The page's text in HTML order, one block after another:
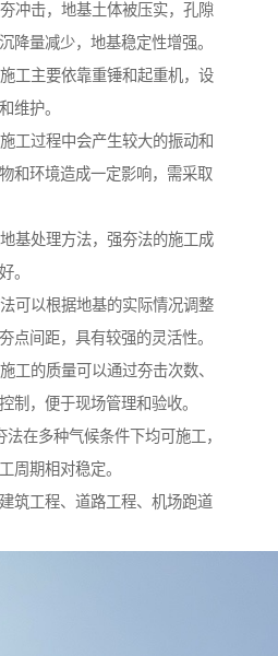
冲击，地基土体被压实，孔隙
降量减少，地基稳定性增强。
工主要依靠重锤和起重机，设
维护。
工过程中会产生较大的振动和
和环境造成一定影响，需采取
基处理方法，强夯法的施工成
。
可以根据地基的实际情况调整
点间距，具有较强的灵活性。
工的质量可以通过夯击次数、
制，便于现场管理和验收。
在多种气候条件下均可施工，
周期相对稳定。
筑工程、道路工程、机场跑道